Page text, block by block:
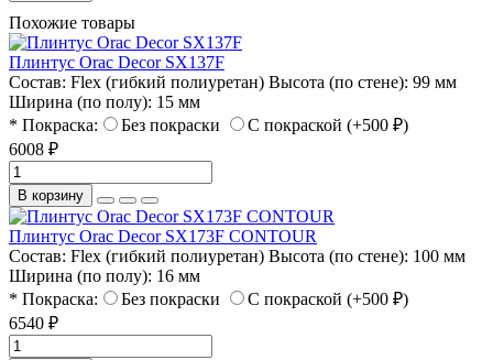
Похожие товары
Плинтус Orac Decor SX137F
Состав: Flex (гибкий полиуретан) Высота (по стене): 99 мм
Ширина (по полу): 15 мм
* Покраска:
Без покраски
С покраской (+500 ₽)
6008 ₽
В корзину
Плинтус Orac Decor SX173F CONTOUR
Состав: Flex (гибкий полиуретан) Высота (по стене): 100 мм
Ширина (по полу): 16 мм
* Покраска:
Без покраски
С покраской (+500 ₽)
6540 ₽